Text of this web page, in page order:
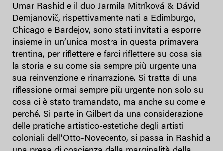
Umar Rashid e il duo Jarmila Mitríková & Dávid
Demjanovič, rispettivamente nati a Edimburgo,
Chicago e Bardejov, sono stati invitati a esporre
insieme in un’unica mostra in questa primavera
trentina, per riflettere e farci riflettere su cosa sia
la storia e su come sia sempre più urgente una
sua reinvenzione e rinarrazione. Si tratta di una
riflessione ormai sempre più urgente non solo su
cosa ci è stato tramandato, ma anche su come e
perché. Si parte in Gilbert da una considerazione
delle pratiche artistico-estetiche degli artisti
coloniali dell’Otto-Novecento, si passa in Rashid a